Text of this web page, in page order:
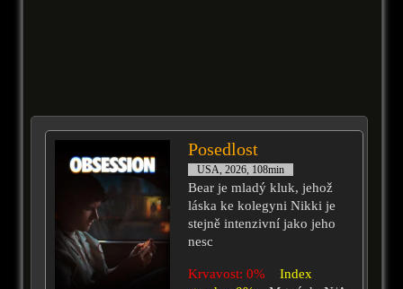
Posedlost
USA, 2026, 108min
Bear je mladý kluk, jehož
láska ke kolegyni Nikki je
stejně intenzivní jako jeho
nesc
Krvavost: 0%
Index